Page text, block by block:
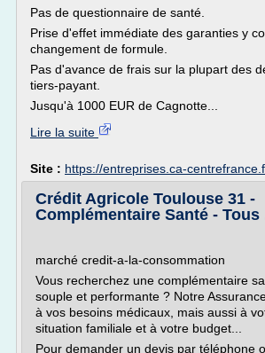
Pas de questionnaire de santé.
Prise d'effet immédiate des garanties y
changement de formule.
Pas d'avance de frais sur la plupart des
tiers-payant.
Jusqu'à 1000 EUR de Cagnotte...
Lire la suite
Site : https://entreprises.ca-
Crédit Agricole Toulouse 31 -
Complémentaire Santé - Tous
marché credit-a-la-consommation
Vous recherchez une complémentaire
souple et performante ? Notre
à vos besoins médicaux, mais aussi à
situation familiale et à votre budget...
Pour demander un devis par téléphone